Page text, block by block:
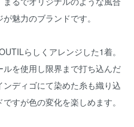
魅力のブランドです。
らしくアレンジした1着。
を使用し限界まで打ち込んだ
ディゴにて染めた糸も織り込
すが色の変化を楽しめます。